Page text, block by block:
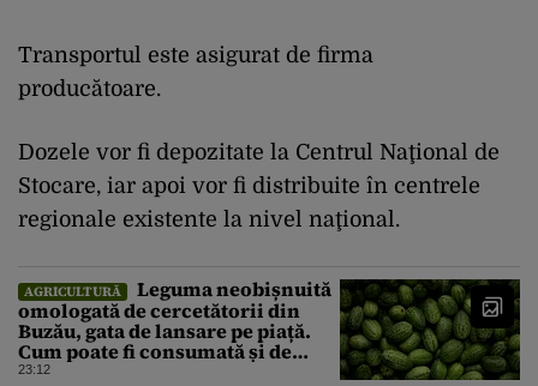
Transportul este asigurat de firma
producătoare.
Dozele vor fi depozitate la Centrul Naţional de
Stocare, iar apoi vor fi distribuite în centrele
regionale existente la nivel naţional.
AGRICULTURĂ
Leguma neobișnuită
omologată de cercetătorii din
Buzău, gata de lansare pe piață.
Cum poate fi consumată și de
unde provine soiul
23:12